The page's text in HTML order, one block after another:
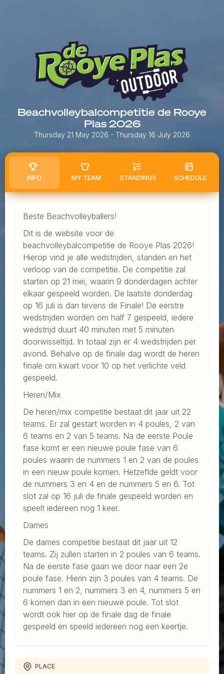
Beachvolleybalcompetitie de Rooye
Plas 2026
Thursday 21 May 2026 - Thursday 16 July 2026
INFO MY TEAM STANDINGS SCHEDULE
Beste Beachvolleyballers!
Dit is de website voor de
beachvolleybalcompetitie de Rooye Plas 2026!
Hierop vind je alle wedstrijden, standen en het
verloop van de competitie. De competitie zal
starten op 21 mei, waarin 9 donderdagen achter
elkaar gespeeld worden. De laatste donderdag
op 16 juli is dan tevens de Finale! De eerstre
wedstrijden worden om half 7 gespeeld, iedere
wedstrijd duurt 40 minuten met 5 minuten
doorwisseltijd. In totaal zijn er 4 wedstrijden per
avond. Behalve op de finale dag wordt de heren
finale om kwart voor 10 op het verlichte veld
gespeeld.
Heren/Mix
De heren/mix competitie bestaat dit jaar uit 22
teams. Er zal gestart worden in 4 poules, 2 van
6 teams en 2 van 5 teams. Na de eerste Poule
fase komt er een nieuwe poule fase van 6
poules waarin de nummers 1 en 2 van de poules
in een nieuw poule komen. Hetzeflde geldt voor
de nummers 3 en 4 en de nummers 5 en 6. Tot
slot zal op 16 juli de finale gespeeld worden en
speelt iedereen nog 1 keer.
Dames
De dames competitie bestaat dit jaar uit 12
teams. Zij zullen starten in 2 poules van 6 teams.
Na de eerste fase gaan we door naar een 2e
poule fase. Hierin zijn 3 poules van 4 teams. De
nummers 1 en 2, nummers 3 en 4, nummers 5 en
6 komen dan in een nieuwe poule. Tot slot
wordt ook hier op de finale dag de finale
gespeeld en speeld iedereen nog een keertje.
PLACE